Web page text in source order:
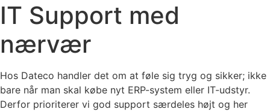
IT Support med
nærvær
Hos Dateco handler det om at føle sig tryg og sikker; ikke
bare når man skal købe nyt ERP-system eller IT-udstyr.
Derfor prioriterer vi god support særdeles højt og her